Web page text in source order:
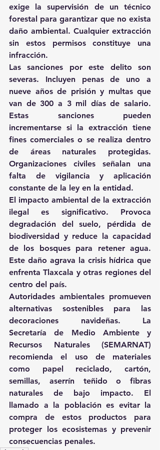
exige la supervisión de un técnico
forestal para garantizar que no exista
daño ambiental. Cualquier extracción
sin estos permisos constituye una
infracción.
Las sanciones por este delito son
severas. Incluyen penas de uno a
nueve años de prisión y multas que
van de 300 a 3 mil días de salario.
Estas sanciones pueden
incrementarse si la extracción tiene
fines comerciales o se realiza dentro
de áreas naturales protegidas.
Organizaciones civiles señalan una
falta de vigilancia y aplicación
constante de la ley en la entidad.
El impacto ambiental de la extracción
ilegal es significativo. Provoca
degradación del suelo, pérdida de
biodiversidad y reduce la capacidad
de los bosques para retener agua.
Este daño agrava la crisis hídrica que
enfrenta Tlaxcala y otras regiones del
centro del país.
Autoridades ambientales promueven
alternativas sostenibles para las
decoraciones navideñas. La
Secretaría de Medio Ambiente y
Recursos Naturales (SEMARNAT)
recomienda el uso de materiales
como papel reciclado, cartón,
semillas, aserrín teñido o fibras
naturales de bajo impacto. El
llamado a la población es evitar la
compra de estos productos para
proteger los ecosistemas y prevenir
consecuencias penales.